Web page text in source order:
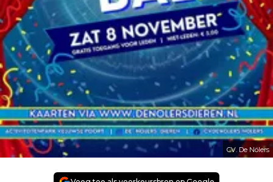
CV. De Nölers